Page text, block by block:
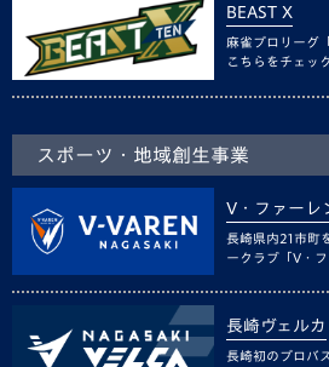
BEAST X
麻雀プロリーグ
こちらをチェッ
スポーツ・地域創生事業
V・ファーレ
長崎県内21市町
ークラブ「V・フ
長崎ヴェルカ
長崎初のプロバ